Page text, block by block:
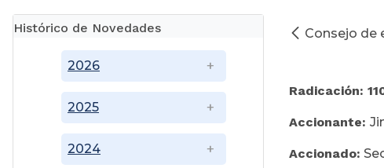
Histórico de Novedades
2024
2025
2026
Consejo de
Radicación:
Accionante:
Accionado: